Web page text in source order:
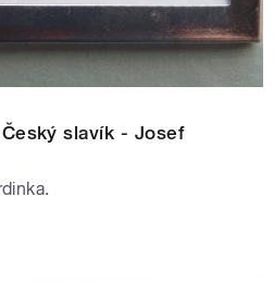
slavík - Josef